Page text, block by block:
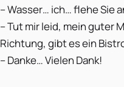
– Wasser… ich… flehe Sie
– Tut mir leid, mein guter
Richtung, gibt es ein
– Danke… Vielen Dank!